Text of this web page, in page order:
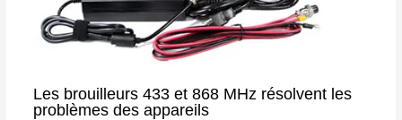
Les brouilleurs 433 et 868 MHz résolvent les
problèmes des appareils